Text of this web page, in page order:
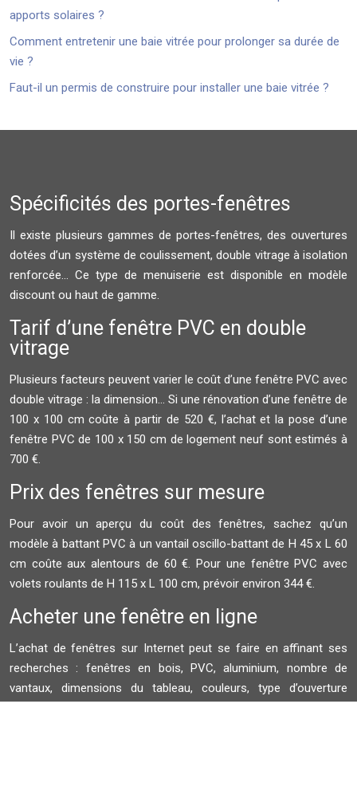
apports solaires ?
Comment entretenir une baie vitrée pour prolonger sa durée de
vie ?
Faut-il un permis de construire pour installer une baie vitrée ?
Spécificités des portes-fenêtres
Il existe plusieurs gammes de portes-fenêtres, des ouvertures
dotées d’un système de coulissement, double vitrage à isolation
renforcée… Ce type de menuiserie est disponible en modèle
discount ou haut de gamme.
Tarif d’une fenêtre PVC en double
vitrage
Plusieurs facteurs peuvent varier le coût d’une fenêtre PVC avec
double vitrage : la dimension... Si une rénovation d’une fenêtre de
100 x 100 cm coûte à partir de 520 €, l’achat et la pose d’une
fenêtre PVC de 100 x 150 cm de logement neuf sont estimés à
700 €.
Prix des fenêtres sur mesure
Pour avoir un aperçu du coût des fenêtres, sachez qu’un
modèle à battant PVC à un vantail oscillo-battant de H 45 x L 60
cm coûte aux alentours de 60 €. Pour une fenêtre PVC avec
volets roulants de H 115 x L 100 cm, prévoir environ 344 €.
Acheter une fenêtre en ligne
L’achat de fenêtres sur Internet peut se faire en affinant ses
recherches : fenêtres en bois, PVC, aluminium, nombre de
vantaux, dimensions du tableau, couleurs, type d’ouverture